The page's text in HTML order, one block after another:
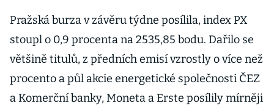
Pražská burza v závěru týdne posílila, index PX
stoupl o 0,9 procenta na 2535,85 bodu. Dařilo se
většině titulů, z předních emisí vzrostly o více než
procento a půl akcie energetické společnosti ČEZ
a Komerční banky, Moneta a Erste posílily mírněji